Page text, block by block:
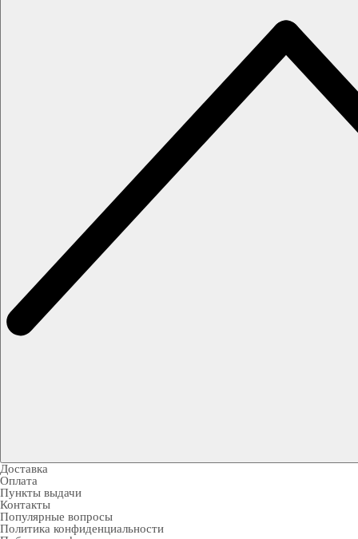
Доставка
Оплата
Пункты выдачи
Контакты
Популярные вопросы
Политика конфиденциальности